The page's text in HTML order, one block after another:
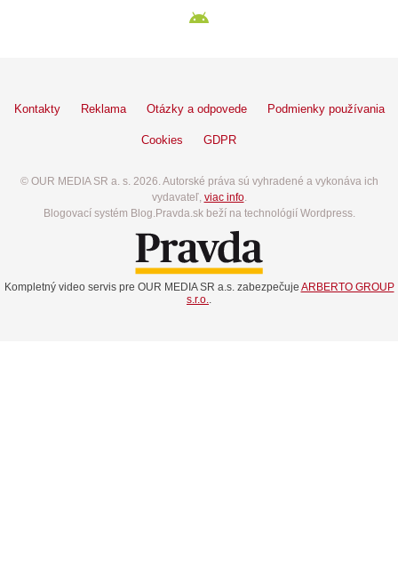
Kontakty Reklama Otázky a odpovede Podmienky používania
Cookies GDPR
© OUR MEDIA SR a. s. 2026. Autorské práva sú vyhradené a vykonáva ich
vydavateľ, viac info.
Blogovací systém Blog.Pravda.sk beží na technológií Wordpress.
Kompletný video servis pre OUR MEDIA SR a.s. zabezpečuje ARBERTO GROUP
s.r.o..